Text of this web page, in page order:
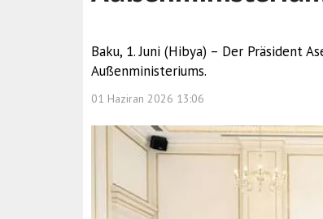
Baku, 1. Juni (Hibya) – Der Präsident
Außenministeriums.
01 Haziran 2026 13:06